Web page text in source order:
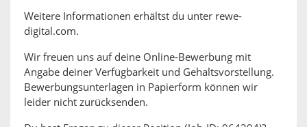
Weitere Informationen erhältst du unter rewe-
digital.com.
Wir freuen uns auf deine Online-Bewerbung mit
Angabe deiner Verfügbarkeit und Gehaltsvorstellung.
Bewerbungsunterlagen in Papierform können wir
leider nicht zurücksenden.